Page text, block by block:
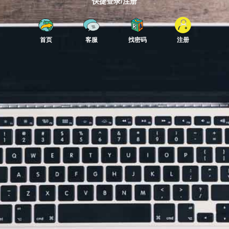
首页 客服 找密码 注册